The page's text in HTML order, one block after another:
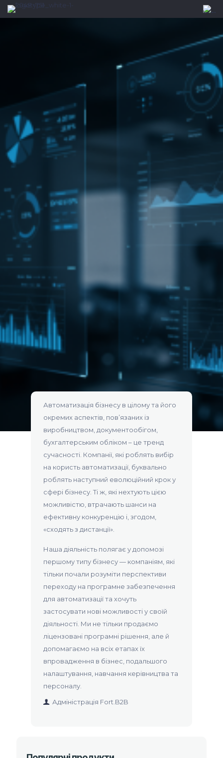
Автоматизація бізнесу в цілому та його
окремих аспектів, пов’язаних із
виробництвом, документообігом,
бухгалтерським обліком – це тренд
сучасності. Компанії, які роблять вибір
на користь автоматизації, буквально
роблять наступний еволюційний крок у
сфері бізнесу. Ті ж, які нехтують цією
можливістю, втрачають шанси на
ефективну конкуренцію і, згодом,
«сходять з дистанції».
Наша діяльність полягає у допомозі
першому типу бізнесу — компаніям, які
тільки почали розуміти перспективи
переходу на програмне забезпечення
для автоматизації та хочуть
застосувати нові можливості у своїй
діяльності. Ми не тільки продаємо
ліцензовані програмні рішення, але й
допомагаємо на всіх етапах їх
впровадження в бізнес, подальшого
налаштування, навчання керівництва та
персоналу.
Адміністрація Fort.B2B